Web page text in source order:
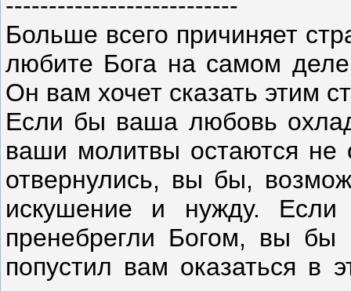
Больше всего причиняет
любите Бога на самом
Он вам хочет сказать этим
Если бы ваша любовь
ваши молитвы остаются
отвернулись, вы бы,
искушение и нужду.
пренебрегли Богом, вы бы
попустил вам оказаться в